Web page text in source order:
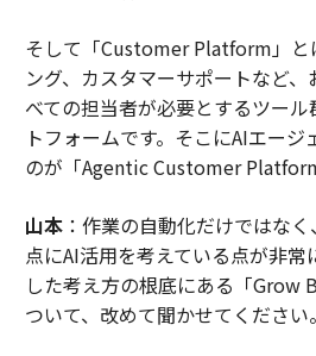
そして「Customer Platform」と
ング、カスタマーサポートなど
べての担当者が必要とするツー
トフォームです。そこにAIエー
のが「Agentic Customer
山本：作業の自動化だけではな
点にAI活用を考えている点が非常
した考え方の根底にある「Grow
ついて、改めて聞かせてください。